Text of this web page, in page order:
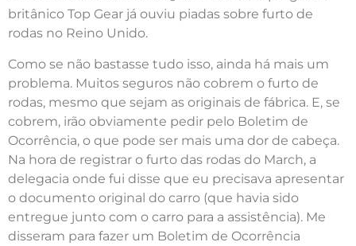
britânico Top Gear já ouviu piadas sobre furto de
rodas no Reino Unido.
Como se não bastasse tudo isso, ainda há mais um
problema. Muitos seguros não cobrem o furto de
rodas, mesmo que sejam as originais de fábrica. E, se
cobrem, irão obviamente pedir pelo Boletim de
Ocorrência, o que pode ser mais uma dor de cabeça.
Na hora de registrar o furto das rodas do March, a
delegacia onde fui disse que eu precisava apresentar
o documento original do carro (que havia sido
entregue junto com o carro para a assistência). Me
disseram para fazer um Boletim de Ocorrência